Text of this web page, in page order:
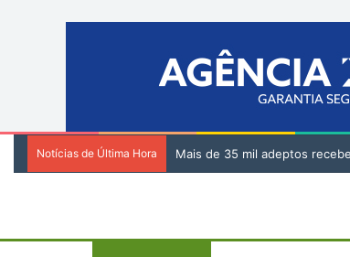
Notícias de Última Hora Tribunal da Relação de